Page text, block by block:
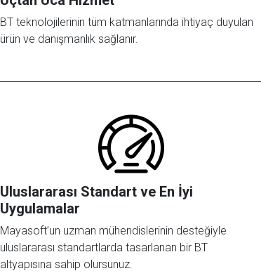
BT teknolojilerinin tüm katmanlarında ihtiyaç duyulan
ürün ve danışmanlık sağlanır.
Uluslararası Standart ve En İyi
Uygulamalar
Mayasoft’un uzman mühendislerinin desteğiyle
uluslararası standartlarda tasarlanan bir BT
altyapısına sahip olursunuz.